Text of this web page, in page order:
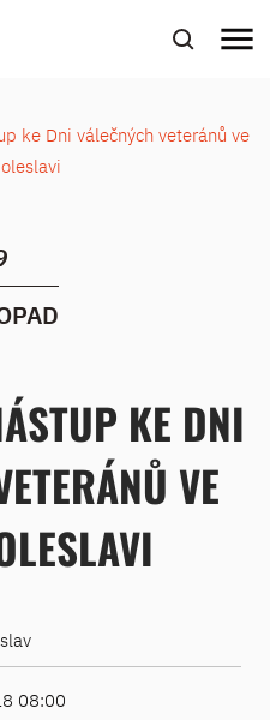
menu
ke Dni válečných veteránů ve
KE DNI
VE
08:00